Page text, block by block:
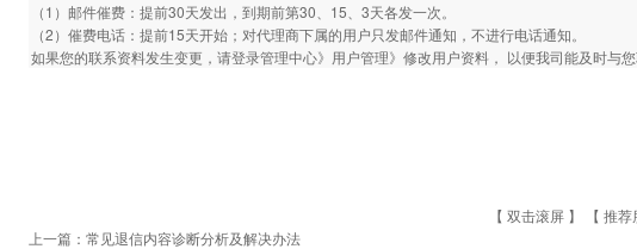
（1）邮件催费：提前30天发出，到期前第30、15、3天各发一次。
（2）催费电话：提前15天开始；对代理商下属的用户只发邮件通知，不进行电话通知。
如果您的联系资料发生变更，请登录管理中心》用户管理》修改用户资料， 以便我司能及时与您
【 双击滚屏 】 【 推荐
上一篇： 常见退信内容诊断分析及解决办法